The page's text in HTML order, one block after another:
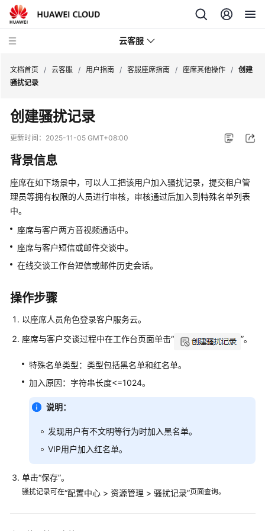
云客服
产
品
介
速
入
户
指
云
控
台
作
指
南
理
员
指
文档首页 / 云客服 / 用户指南 / 客服座席指南 / 座席其他操作 / 创建
骚扰记录
创建骚扰记录
更新时间： 2025-11-05 GMT+08:00
背景信息
座席在如下场景中，可以人工把该用户加入骚扰记录，提交租户管
理员等拥有权限的人员进行审核，审核通过后加入到特殊名单列表
中。
座席与客户两方音视频通话中。
座席与客户短信或邮件交谈中。
在线交谈工作台短信或邮件历史会话。
操作步骤
以座席人员角色登录客户服务云。
座席与客户交谈过程中在工作台页面单击“
”。
特殊名单类型：类型包括黑名单和红名单。
加入原因：字符串长度<=1024。
说明：
发现用户有不文明等行为时加入黑名单。
VIP用户加入红名单。
单击“保存”。
骚扰记录可在“配置中心 > 资源管理 > 骚扰记录”页面查询。